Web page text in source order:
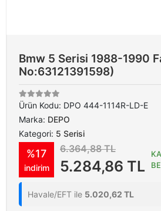
Bmw 5 Serisi 1988-1990
No:63121391598)
Ürün Kodu: DPO 444-1114R-LD-E
Marka: DEPO
Kategori: 5 Serisi
%17
indirim
6.364,88 TL
5.284,86 TL
Havale/EFT ile 5.020,62 TL